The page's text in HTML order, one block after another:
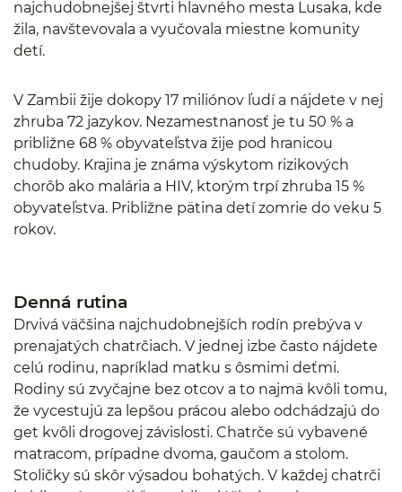
najchudobnejšej štvrti hlavného mesta Lusaka, kde
žila, navštevovala a vyučovala miestne komunity
detí.
V Zambii žije dokopy 17 miliónov ľudí a nájdete v nej
zhruba 72 jazykov. Nezamestnanosť je tu 50 % a
približne 68 % obyvateľstva žije pod hranicou
chudoby. Krajina je známa výskytom rizikových
chorôb ako malária a HIV, ktorým trpí zhruba 15 %
obyvateľstva. Približne pätina detí zomrie do veku 5
rokov.
Denná rutina
Drvivá väčšina najchudobnejších rodín prebýva v
prenajatých chatrčiach. V jednej izbe často nájdete
celú rodinu, napríklad matku s ôsmimi deťmi.
Rodiny sú zvyčajne bez otcov a to najmä kvôli tomu,
že vycestujú za lepšou prácou alebo odchádzajú do
get kvôli drogovej závislosti. Chatrče sú vybavené
matracom, prípadne dvoma, gaučom a stolom.
Stoličky sú skôr výsadou bohatých. V každej chatrči